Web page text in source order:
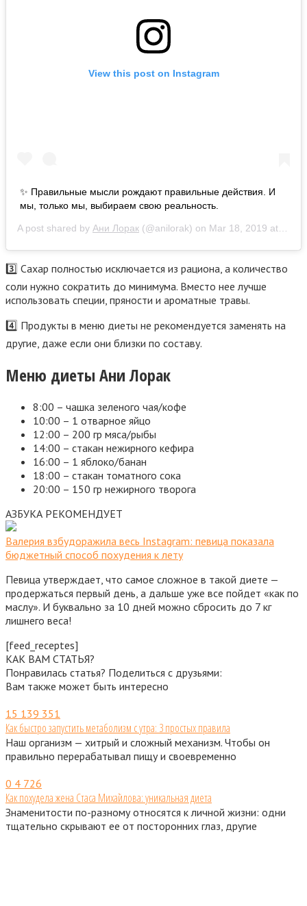
View this post on Instagram
✨ Правильные мысли рождают правильные действия. И
мы, только мы, выбираем свою реальность.
A post shared by Ани Лорак (@anilorak) on Mar 18, 2019 at 3:32am PDT
3️⃣ Сахар полностью исключается из рациона, а количество
соли нужно сократить до минимума. Вместо нее лучше
использовать специи, пряности и ароматные травы.
4️⃣ Продукты в меню диеты не рекомендуется заменять на
другие, даже если они близки по составу.
Меню диеты Ани Лорак
8:00 – чашка зеленого чая/кофе
10:00 – 1 отварное яйцо
12:00 – 200 гр мяса/рыбы
14:00 – стакан нежирного кефира
16:00 – 1 яблоко/банан
18:00 – стакан томатного сока
20:00 – 150 гр нежирного творога
АЗБУКА РЕКОМЕНДУЕТ
Валерия взбудоражила весь Instagram: певица показала
бюджетный способ похудения к лету
Певица утверждает, что самое сложное в такой диете —
продержаться первый день, а дальше уже все пойдет «как по
маслу». И буквально за 10 дней можно сбросить до 7 кг
лишнего веса!
[feed_receptes]
КАК ВАМ СТАТЬЯ?
Понравилась статья? Поделиться с друзьями:
Вам также может быть интересно
15 139 351
Как быстро запустить метаболизм с утра: 3 простых правила
Наш организм — хитрый и сложный механизм. Чтобы он
правильно перерабатывал пищу и своевременно
0 4 726
Как похудела жена Стаса Михайлова: уникальная диета
Знаменитости по-разному относятся к личной жизни: одни
тщательно скрывают ее от посторонних глаз, другие